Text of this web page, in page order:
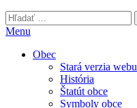
Hľadať:
Menu
Obec
Stará verzia webu
História
Štatút obce
Symboly obce